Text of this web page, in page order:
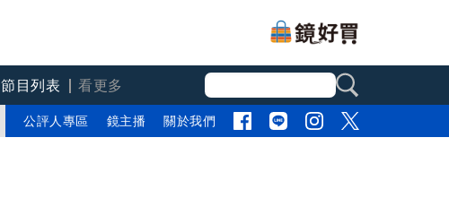
節目列表
看更多
公評人專區 鏡主播 關於我們